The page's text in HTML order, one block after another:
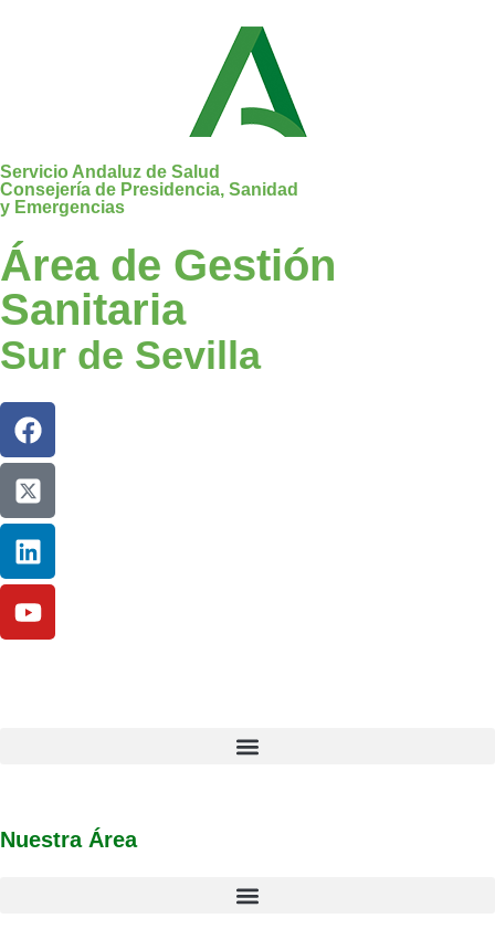
Servicio Andaluz de Salud
Consejería de Presidencia, Sanidad
y Emergencias
Área de Gestión
Sanitaria
Sur de Sevilla
Nuestra Área